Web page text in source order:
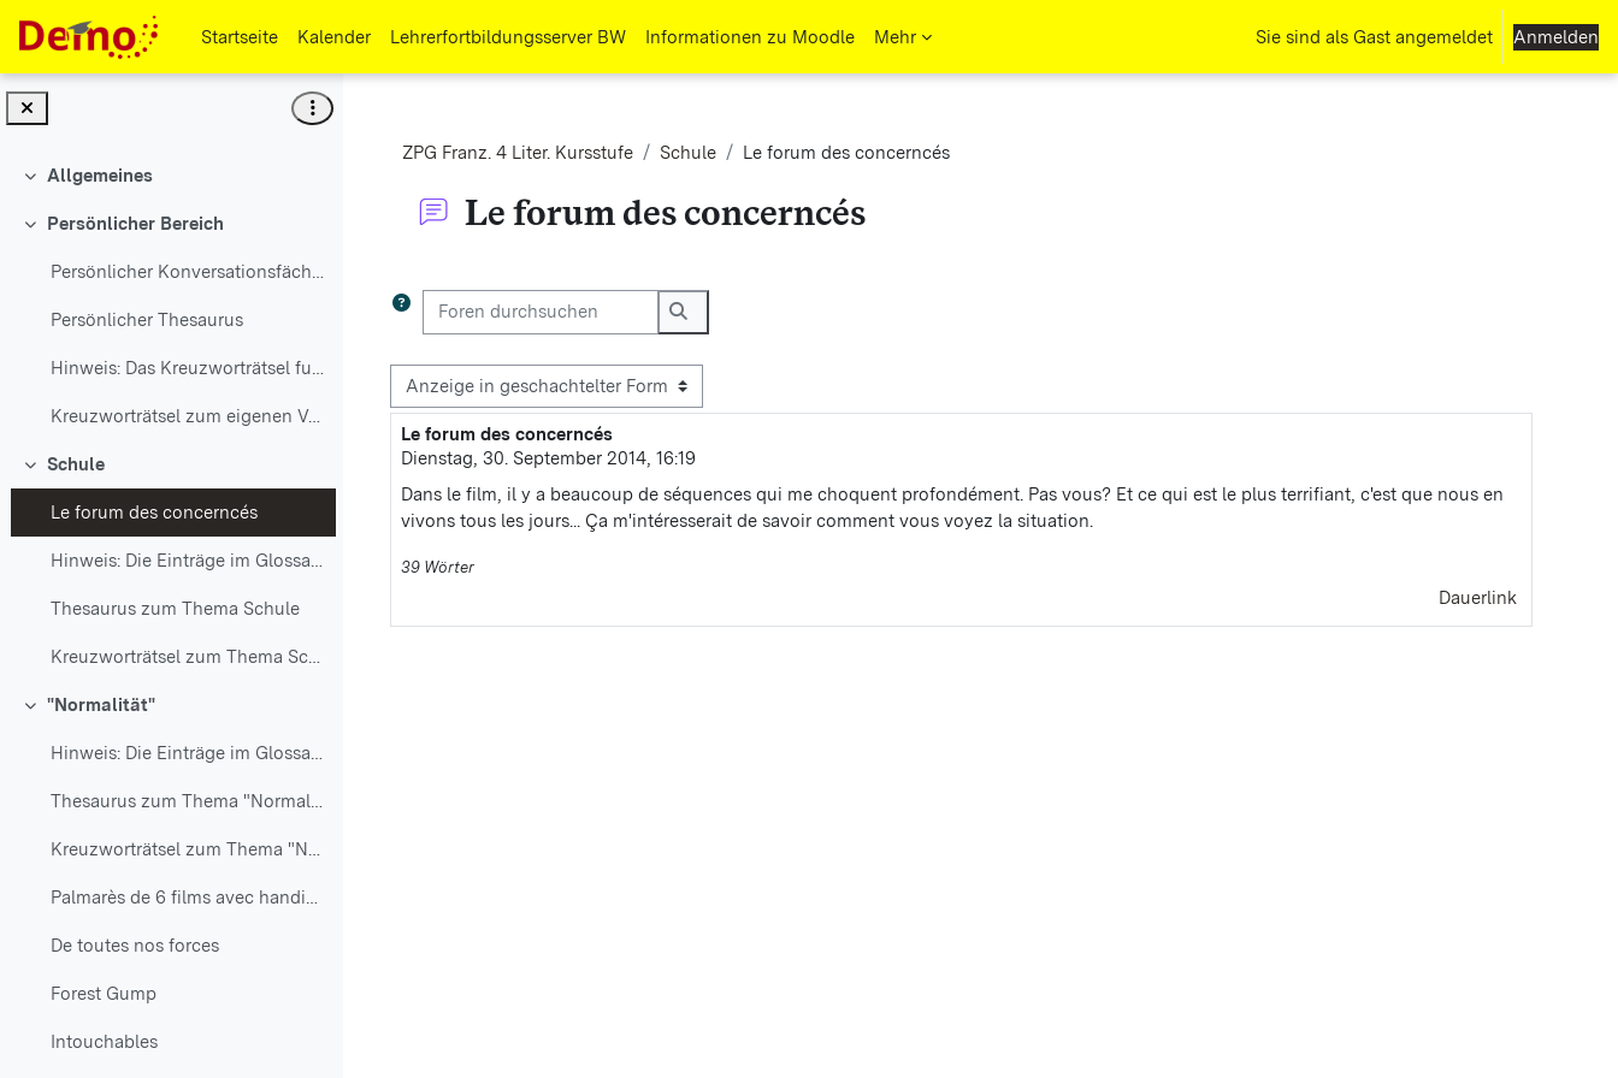
Startseite
Kalender Lehrerfortbildungsserver BW Informationen zu Moodle Mehr Sie sind als Gast angemeldet Anmelden
Einklappen
Allgemeines
Einklappen
Persönlicher Bereich
Persönlicher Konversationsfächer
Persönlicher Thesaurus
Hinweis: Das Kreuzworträtsel funktioniert erst, we...
Kreuzworträtsel zum eigenen Vokabular
Einklappen
Schule
Le forum des concerncés
Hinweis: Die Einträge im Glossar: Thesaurus zum Th...
Thesaurus zum Thema Schule
Kreuzworträtsel zum Thema Schule
Einklappen
"Normalität"
Hinweis: Die Einträge im Glossar: Thesaurus zum Th...
Thesaurus zum Thema "Normalität"
Kreuzworträtsel zum Thema "Normalität"
Palmarès de 6 films avec handicap
De toutes nos forces
Forest Gump
Intouchables
ZPG Franz. 4 Liter. Kursstufe Schule Le forum des concerncés
Le forum des concerncés
Foren durchsuchen
Foren durchsuchen
Anzeigemodus
Le forum des concerncés
Dienstag, 30. September 2014, 16:19
Anzahl Antworten: 0
Dans le film, il y a beaucoup de séquences qui me choquent profondément. Pas vous? Et ce qui est le plus terrifiant, c'est que nous en
vivons tous les jours... Ça m'intéresserait de savoir comment vous voyez la situation.
39 Wörter
Dauerlink